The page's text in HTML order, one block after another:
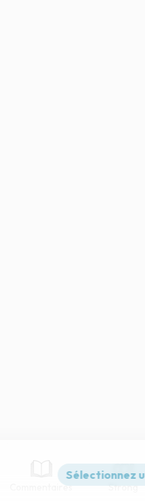
Commentaires Strong